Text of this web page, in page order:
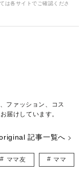
は各サイトでご確認くださ
ファッション、コス
届けしています。
記事一覧へ
ママ友 ママ